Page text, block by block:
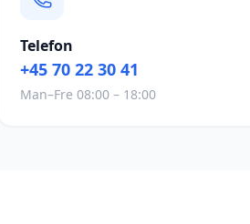
Telefon
+45 70 22 30 41
Man–Fre 08:00 – 18:00